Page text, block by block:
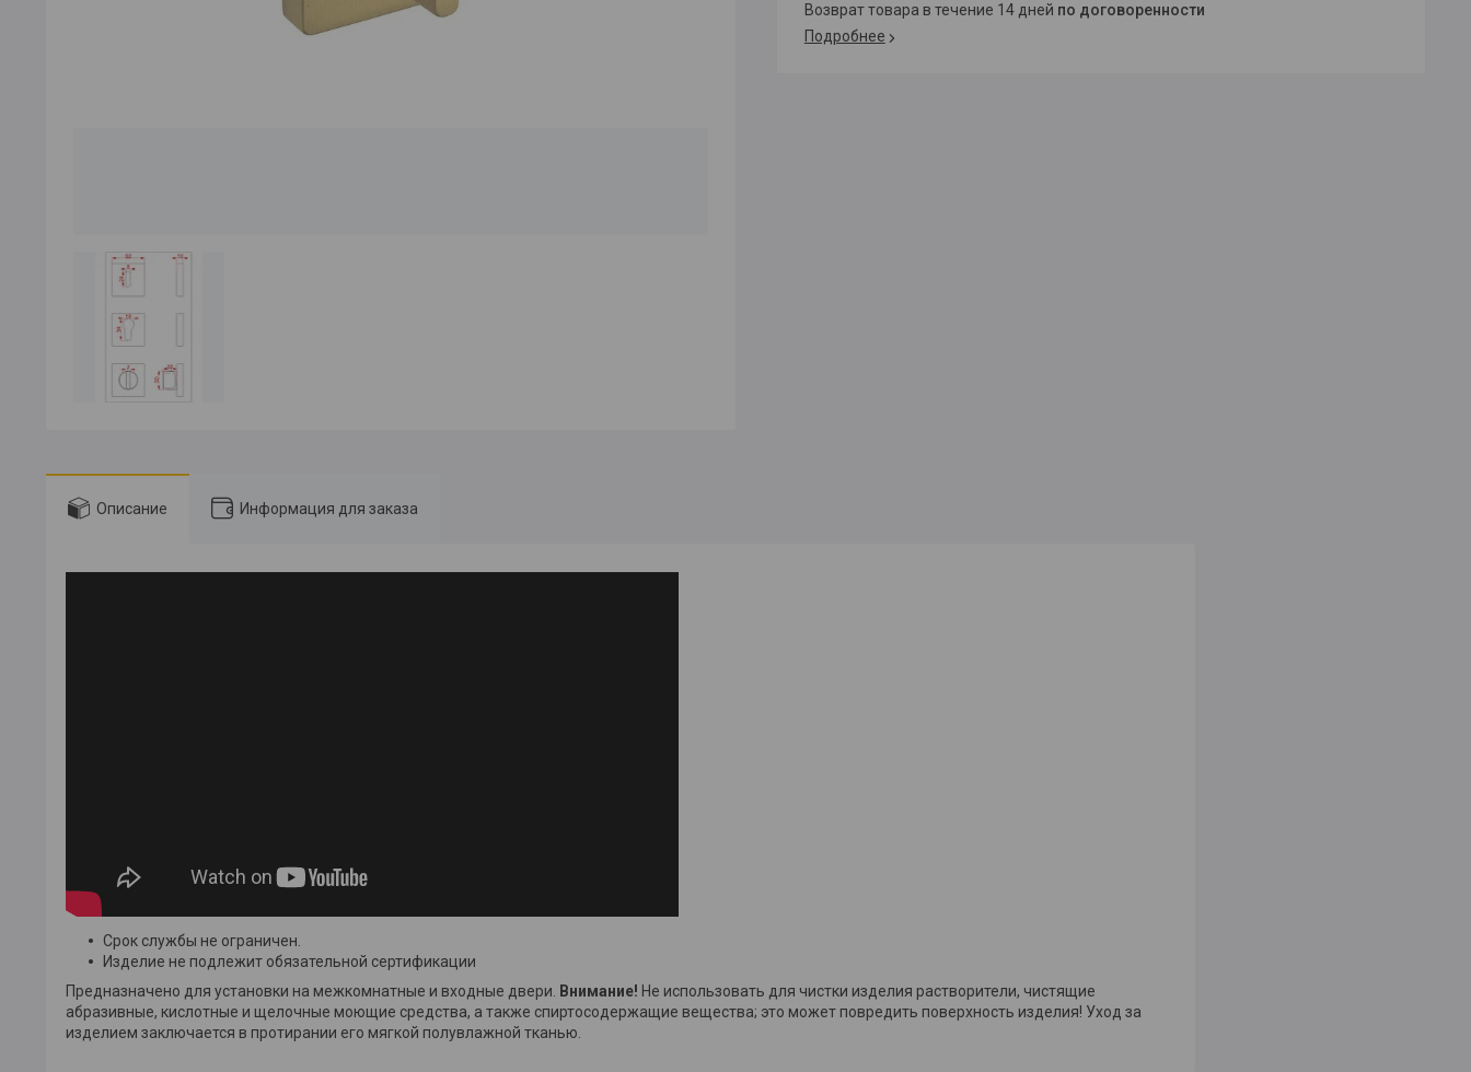
возврат товара в течение 14 дней по договоренности
Подробнее
Описание Информация для заказа
Срок службы не ограничен.
Изделие не подлежит обязательной сертификации
Предназначено для установки на межкомнатные и входные двери. Внимание! Не использовать для чистки изделия растворители, чистящие
абразивные, кислотные и щелочные моющие средства, а также спиртосодержащие вещества; это может повредить поверхность изделия! Уход за
изделием заключается в протирании его мягкой полувлажной тканью.